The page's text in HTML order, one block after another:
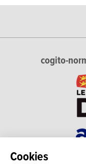
Cookies
cogito-